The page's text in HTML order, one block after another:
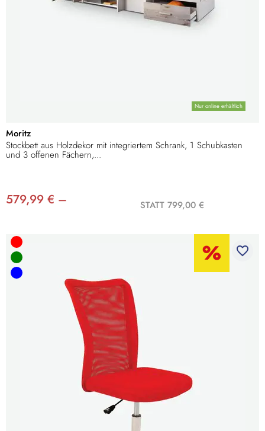
Nur online erhältlich
Moritz
Stockbett aus Holzdekor mit integriertem Schrank, 1 Schubkasten
und 3 offenen Fächern,...
579,99 € – STATT 799,00 €
favorite_border